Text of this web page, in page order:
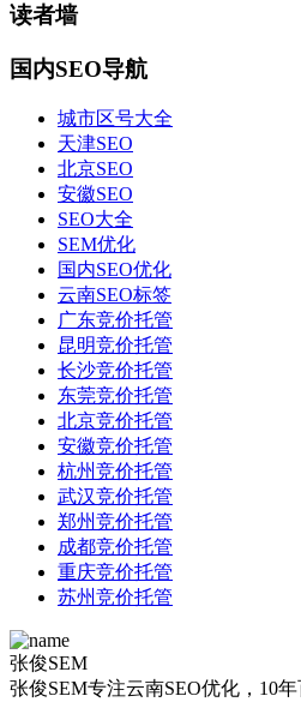
读者墙
国内SEO导航
城市区号大全
天津SEO
北京SEO
安徽SEO
SEO大全
SEM优化
国内SEO优化
云南SEO标签
广东竞价托管
昆明竞价托管
长沙竞价托管
东莞竞价托管
北京竞价托管
安徽竞价托管
杭州竞价托管
武汉竞价托管
郑州竞价托管
成都竞价托管
重庆竞价托管
苏州竞价托管
张俊SEM
张俊SEM专注云南SEO优化，10